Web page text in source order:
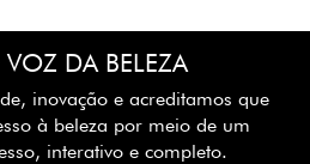
VOZ DA BELEZA
inovação e acreditamos que
à beleza por meio de um
interativo e completo.